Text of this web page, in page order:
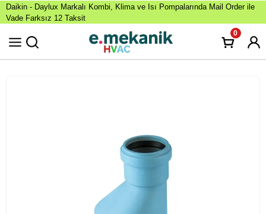
Daikin - Daylux Markalı Kombi, Klima ve Isı Pompalarında Mail Order ile
Vade Farksız 12 Taksit
0